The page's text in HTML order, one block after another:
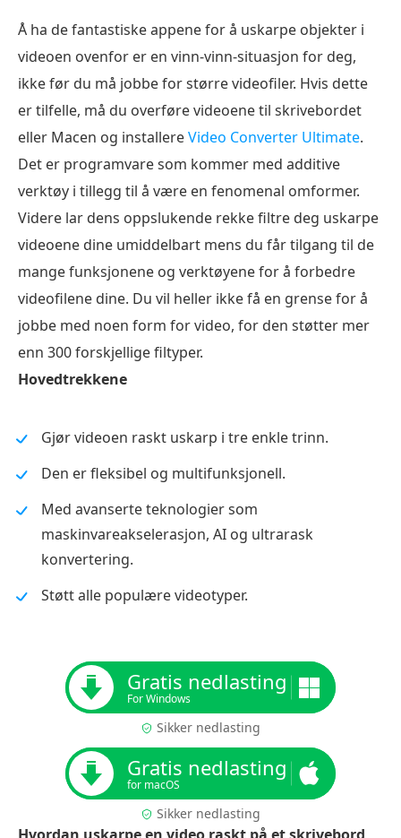
Å ha de fantastiske appene for å uskarpe objekter i
videoen ovenfor er en vinn-vinn-situasjon for deg,
ikke før du må jobbe for større videofiler. Hvis dette
er tilfelle, må du overføre videoene til skrivebordet
eller Macen og installereVideo Converter Ultimate.
Det er programvare som kommer med additive
verktøy i tillegg til å være en fenomenal omformer.
Videre lar dens oppslukende rekke filtre deg uskarpe
videoene dine umiddelbart mens du får tilgang til de
mange funksjonene og verktøyene for å forbedre
videofilene dine. Du vil heller ikke få en grense for å
jobbe med noen form for video, for den støtter mer
enn 300 forskjellige filtyper.
Hovedtrekkene
Gjør videoen raskt uskarp i tre enkle trinn.
Den er fleksibel og multifunksjonell.
Med avanserte teknologier som
maskinvareakselerasjon, AI og ultrarask
konvertering.
Støtt alle populære videotyper.
Gratis nedlasting
For Windows
Sikker nedlasting
Gratis nedlasting
for macOS
Sikker nedlasting